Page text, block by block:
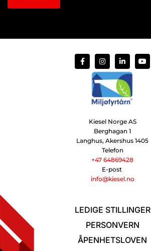
Kiesel Norge AS
Berghagan 1
Langhus, Akershus 1405
Telefon
+47 64869428
E-post
info@kiesel.no
LEDIGE STILLINGER
PERSONVERN
ÅPENHETSLOVEN